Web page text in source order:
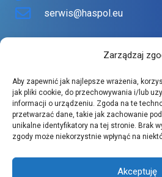
Zarządzaj
Aby zapewnić jak najlepsze wrażenia,
jak pliki cookie, do przechowywania i/lub
informacji o urządzeniu. Zgoda na te
przetwarzać dane, takie jak zachowanie
unikalne identyfikatory na tej stronie. Brak
zgody może niekorzystnie wpłynąć na
Akceptuję
serwis@haspol.eu
Znajdziesz tu urządzenia
atrakcyjnych cenach.
Szeroki asortyment spełnia
klientów.